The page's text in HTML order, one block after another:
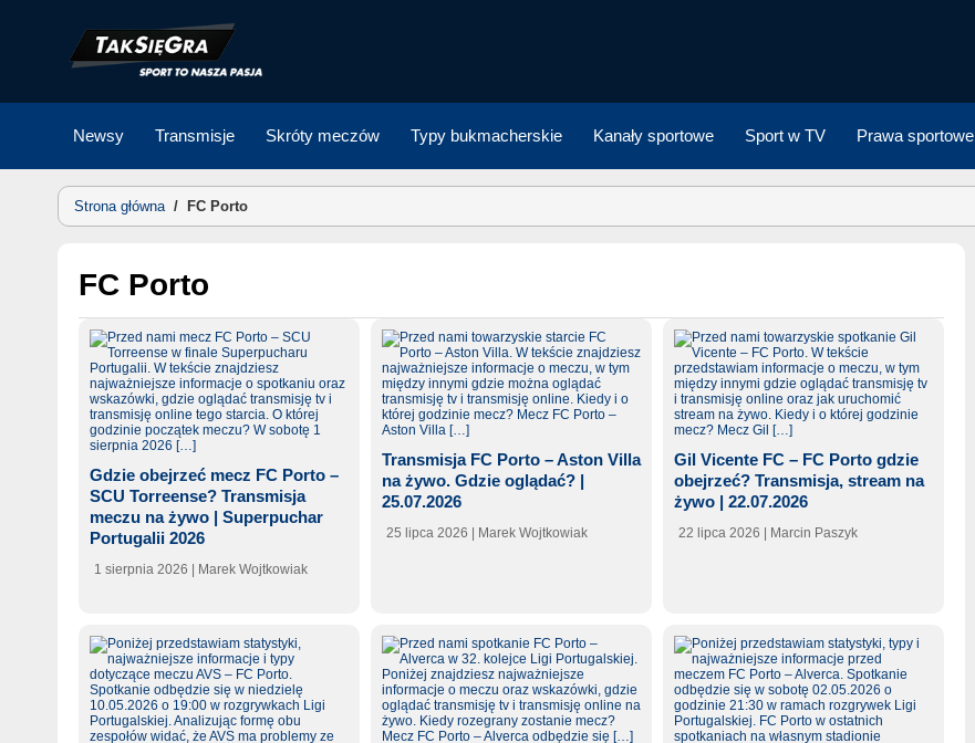
Newsy Transmisje Skróty meczów Typy bukmacherskie Kanały sportowe Sport w TV Prawa sportowe
Strona główna/ FC Porto
FC Porto
Gdzie obejrzeć mecz FC Porto –
SCU Torreense? Transmisja
meczu na żywo | Superpuchar
Portugalii 2026
1 sierpnia 2026 | Marek Wojtkowiak
Transmisja FC Porto – Aston Villa
na żywo. Gdzie oglądać? |
25.07.2026
25 lipca 2026 | Marek Wojtkowiak
Gil Vicente FC – FC Porto gdzie
obejrzeć? Transmisja, stream na
żywo | 22.07.2026
22 lipca 2026 | Marcin Paszyk